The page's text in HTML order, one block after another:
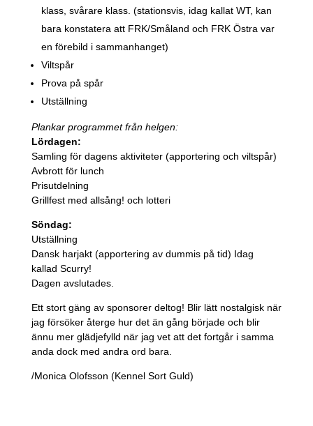
klass, svårare klass. (stationsvis, idag kallat WT, kan
bara konstatera att FRK/Småland och FRK Östra var
en förebild i sammanhanget)
Viltspår
Prova på spår
Utställning
Plankar programmet från helgen:
Lördagen:
Samling för dagens aktiviteter (apportering och viltspår)
Avbrott för lunch
Prisutdelning
Grillfest med allsång! och lotteri
Söndag:
Utställning
Dansk harjakt (apportering av dummis på tid) Idag
kallad Scurry!
Dagen avslutades.
Ett stort gäng av sponsorer deltog! Blir lätt nostalgisk när
jag försöker återge hur det än gång började och blir
ännu mer glädjefylld när jag vet att det fortgår i samma
anda dock med andra ord bara.
/Monica Olofsson (Kennel Sort Guld)